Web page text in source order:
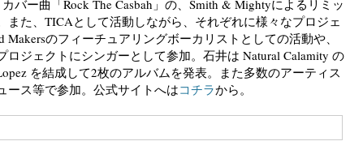
バー曲「Rock The Casbah」の、Smith & Mightyによるリミッ
また、TICAとして活動しながら、それぞれに様々なプロジェ
のフィーチュアリングボーカリストとしての活動や、
ロジェクトにシンガーとして参加。石井は Natural Calamity の
を結成して2枚のアルバムを発表。また多数のアーティス
ース等で参加。公式サイトへはコチラから。